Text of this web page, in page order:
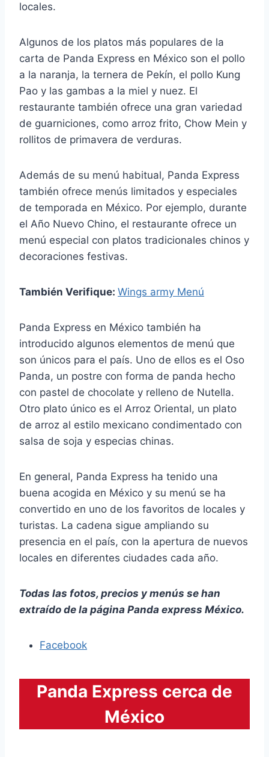
locales.
Algunos de los platos más populares de la
carta de Panda Express en México son el pollo
a la naranja, la ternera de Pekín, el pollo Kung
Pao y las gambas a la miel y nuez. El
restaurante también ofrece una gran variedad
de guarniciones, como arroz frito, Chow Mein y
rollitos de primavera de verduras.
Además de su menú habitual, Panda Express
también ofrece menús limitados y especiales
de temporada en México. Por ejemplo, durante
el Año Nuevo Chino, el restaurante ofrece un
menú especial con platos tradicionales chinos y
decoraciones festivas.
También Verifique: Wings army Menú
Panda Express en México también ha
introducido algunos elementos de menú que
son únicos para el país. Uno de ellos es el Oso
Panda, un postre con forma de panda hecho
con pastel de chocolate y relleno de Nutella.
Otro plato único es el Arroz Oriental, un plato
de arroz al estilo mexicano condimentado con
salsa de soja y especias chinas.
En general, Panda Express ha tenido una
buena acogida en México y su menú se ha
convertido en uno de los favoritos de locales y
turistas. La cadena sigue ampliando su
presencia en el país, con la apertura de nuevos
locales en diferentes ciudades cada año.
Todas las fotos, precios y menús se han
extraído de la página Panda express México.
Facebook
Panda Express cerca de
México